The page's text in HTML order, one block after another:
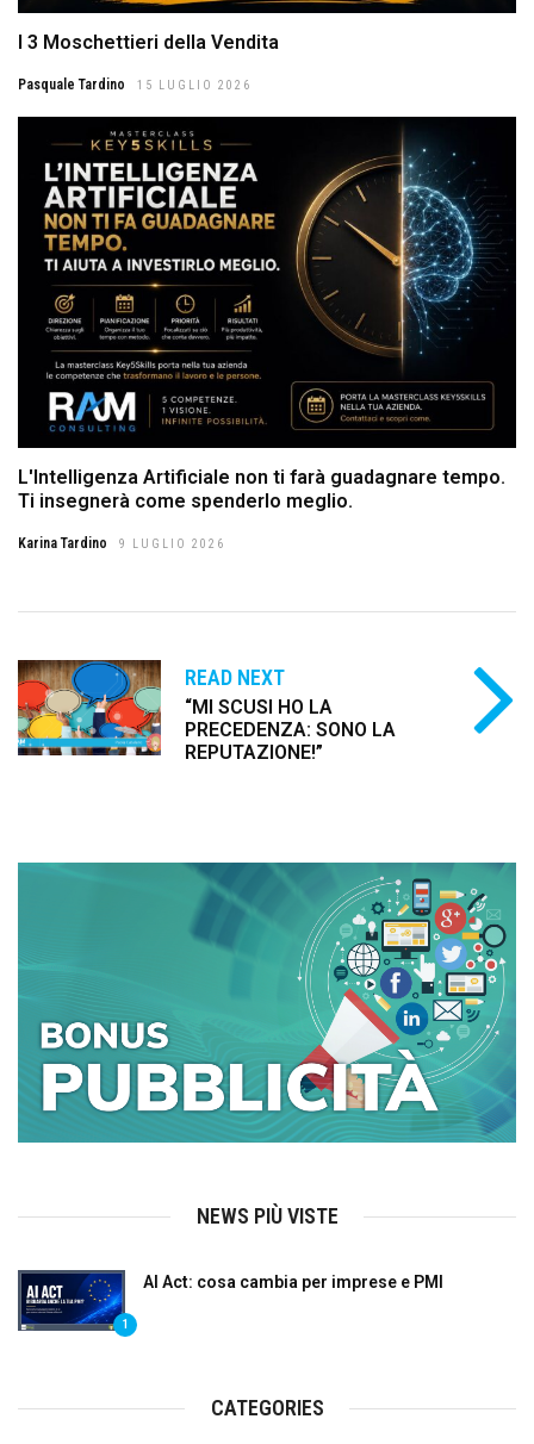
I 3 Moschettieri della Vendita
Pasquale Tardino 15 LUGLIO 2026
L'Intelligenza Artificiale non ti farà guadagnare tempo.
Ti insegnerà come spenderlo meglio.
Karina Tardino 9 LUGLIO 2026
READ NEXT
“MI SCUSI HO LA
PRECEDENZA: SONO LA
REPUTAZIONE!”
NEWS PIÙ VISTE
1
AI Act: cosa cambia per imprese e PMI
CATEGORIES